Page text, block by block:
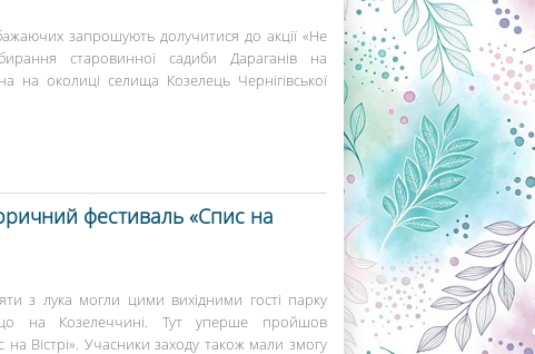
запрошують долучитися до акції «Не
старовинної садиби Дараганів на
на околиці селища Козелець Чернігівської
фестиваль «Спис на
з лука могли цими вихідними гості парку
на Козелеччині. Тут уперше пройшов
Вістрі». Учасники заходу також мали змогу